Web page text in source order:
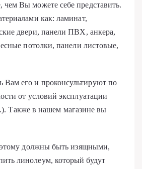
Вы можете себе представить.
как: ламинат,
двери, панели ПВХ, анкера,
потолки, панели листовые,
его и проконсультируют по
от условий эксплуатации
Также в нашем магазине вы
должны быть изящными,
линолеум, который будут